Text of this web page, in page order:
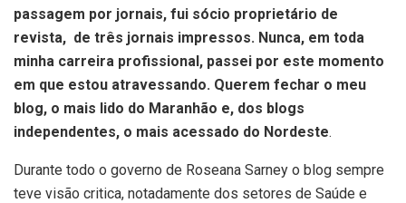
passagem por jornais, fui sócio proprietário de
revista, de três jornais impressos. Nunca, em toda
minha carreira profissional, passei por este momento
em que estou atravessando. Querem fechar o meu
blog, o mais lido do Maranhão e, dos blogs
independentes, o mais acessado do Nordeste.
Durante todo o governo de Roseana Sarney o blog sempre
teve visão critica, notadamente dos setores de Saúde e